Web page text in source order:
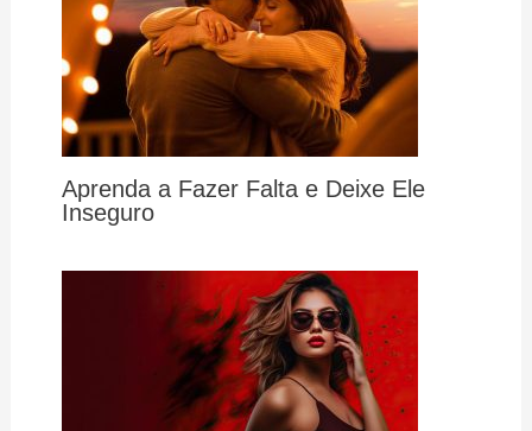
Aprenda a Fazer Falta e Deixe Ele
Inseguro